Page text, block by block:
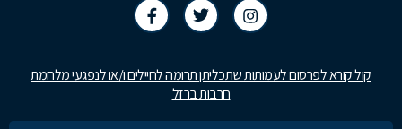
קול קורא לפרסום לעמותות שתכליתן תרומה לחיילים ו/או לנפגעי מלחמת
חרבות ברזל